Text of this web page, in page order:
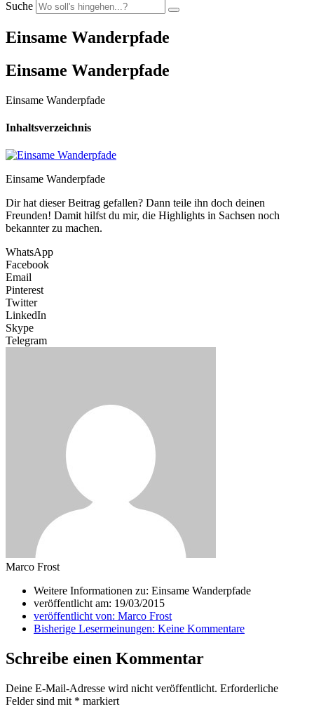
Suche
Einsame Wanderpfade
Einsame Wanderpfade
Einsame Wanderpfade
Inhaltsverzeichnis
Einsame Wanderpfade
Dir hat dieser Beitrag gefallen? Dann teile ihn doch deinen
Freunden! Damit hilfst du mir, die Highlights in Sachsen noch
bekannter zu machen.
WhatsApp
Facebook
Email
Pinterest
Twitter
LinkedIn
Skype
Telegram
Marco Frost
Weitere Informationen zu: Einsame Wanderpfade
veröffentlicht am: 19/03/2015
veröffentlicht von: Marco Frost
Bisherige Lesermeinungen: Keine Kommentare
Schreibe einen Kommentar
Deine E-Mail-Adresse wird nicht veröffentlicht. Erforderliche
Felder sind mit * markiert